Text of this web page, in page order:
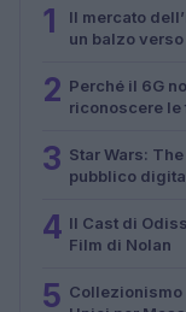
1
Il mercato
un balzo
2 Perché il 6G
riconoscere le
3 Star Wars:
pubblico
4 Il Cast di
Film di Nolan
5 Collezionismo